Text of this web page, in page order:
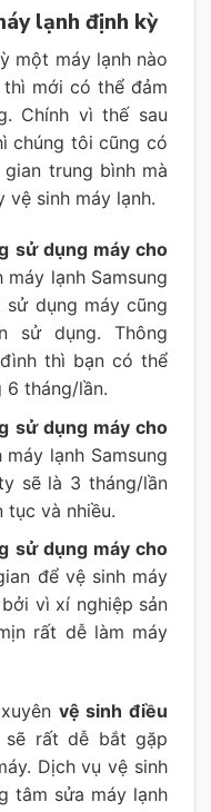
lạnh định kỳ
một máy lạnh nào
thì mới có thể đảm
Chính vì thế sau
chúng tôi cũng có
trung bình mà
vệ sinh máy lạnh.
sử dụng máy cho
lạnh Samsung
dụng máy cũng
sử dụng. Thông
thì bạn có thể
6 tháng/lần.
sử dụng máy cho
lạnh Samsung
sẽ là 3 tháng/lần
tục và nhiều.
sử dụng máy cho
để vệ sinh máy
vì xí nghiệp sản
rất dễ làm máy
vệ sinh điều
sẽ rất dễ bắt gặp
Dịch vụ vệ sinh
tâm sửa máy lạnh